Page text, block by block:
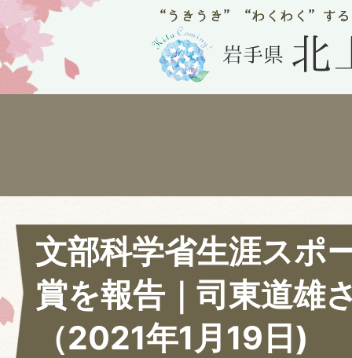
文部科学省生涯スポ
賞を報告｜司東道雄
（2021年1月19日)